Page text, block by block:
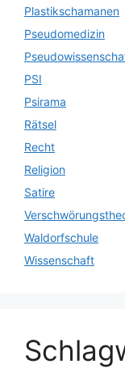
Plastikschamanen
Pseudomedizin
PSI
Psirama
Rätsel
Recht
Religion
Satire
Waldorfschule
Wissenschaft